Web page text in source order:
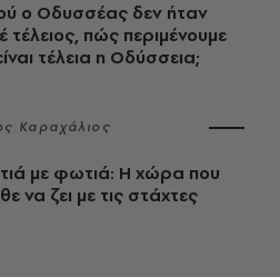
ο Οδυσσέας δεν ήταν
τέλειος, πώς περιμένουμε
τέλεια η Οδύσσεια;
Καραχάλιος
με φωτιά: Η χώρα που
να ζει με τις στάχτες